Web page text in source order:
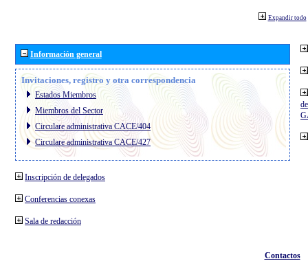
Expandir todo
Información general
Invitaciones, registro y otra correspondencia
Estados Miembros
Miembros del Sector
Circulare administrativa CACE/404
Circulare administrativa CACE/427
Inscripción de delegados
Conferencias conexas
Sala de redacción
Contactos